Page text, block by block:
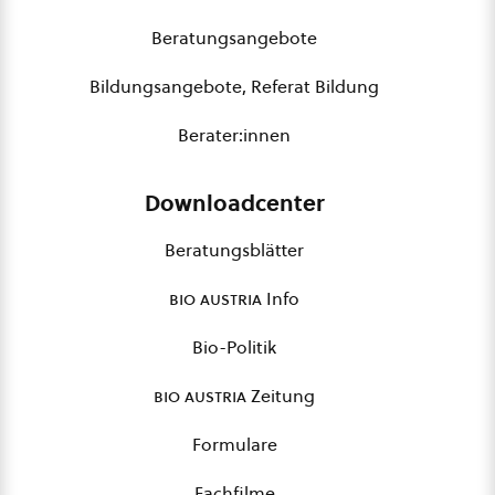
Beratungsangebote
Bildungsangebote, Referat Bildung
Berater:innen
Downloadcenter
Beratungsblätter
bio austria Info
Bio-Politik
bio austriaZeitung
Formulare